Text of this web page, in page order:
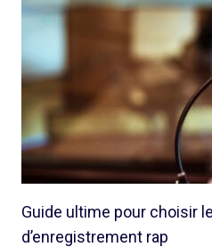
Guide ultime pour choisir
d’enregistrement rap